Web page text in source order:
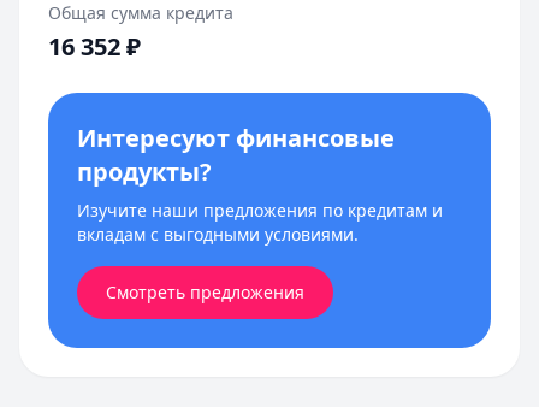
Общая сумма кредита
16 352₽
Интересуют финансовые
продукты?
Изучите наши предложения по кредитам и
вкладам с выгодными условиями.
Смотреть предложения